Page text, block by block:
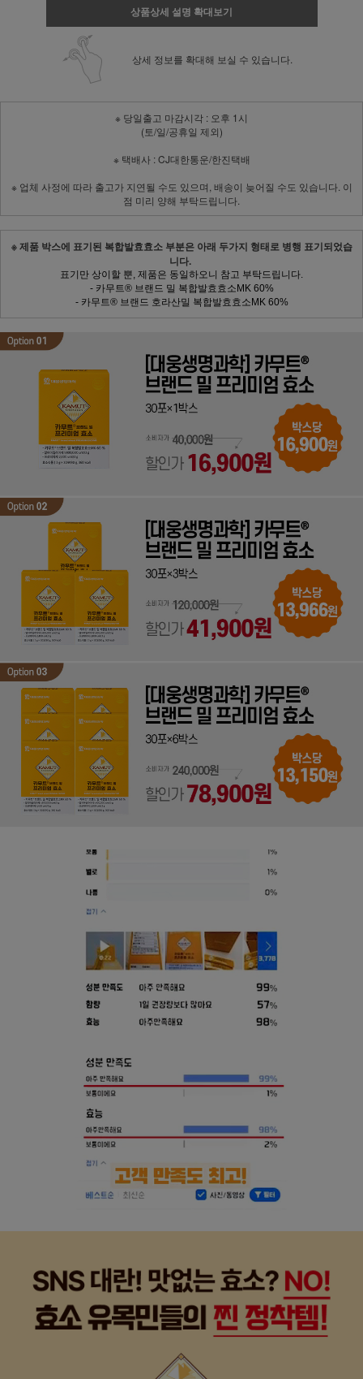
상품상세 설명 확대보기
상세 정보를 확대해 보실 수 있습니다.
※ 당일출고 마감시각 : 오후 1시
(토/일/공휴일 제외)
※ 택배사 : CJ대한통운/한진택배
※ 업체 사정에 따라 출고가 지연될 수도 있으며, 배송이 늦어질 수도 있습니다. 이
점 미리 양해 부탁드립니다.
※ 제품 박스에 표기된 복합발효효소 부분은 아래 두가지 형태로 병행 표기되었습
니다.
표기만 상이할 뿐, 제품은 동일하오니 참고 부탁드립니다.
- 카무트® 브랜드 밀 복합발효효소MK 60%
- 카무트® 브랜드 호라산밀 복합발효효소MK 60%